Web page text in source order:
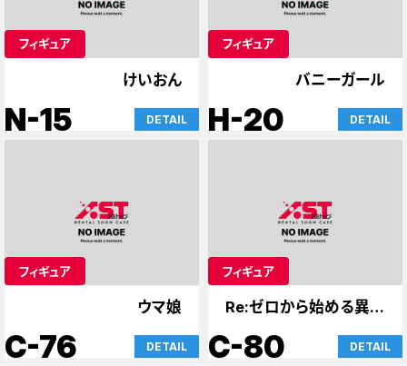
フィギュア
けいおん
N-15 DETAIL
フィギュア
バニーガール
H-20 DETAIL
フィギュア
ウマ娘
C-76 DETAIL
フィギュア
Re:ゼロから始める異世
界生活
C-80 DETAIL